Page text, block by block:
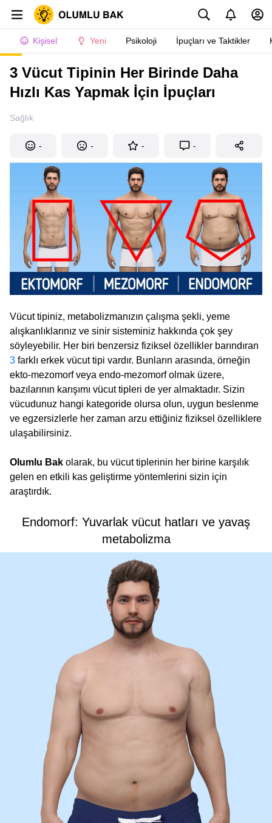
Kişisel Yeni Psikoloji İpuçları ve Taktikler
3 Vücut Tipinin Her Birinde Daha
Hızlı Kas Yapmak İçin İpuçları
Sağlık
- - - -
Vücut tipiniz, metabolizmanızın çalışma şekli, yeme
alışkanlıklarınız ve sinir sisteminiz hakkında çok şey
söyleyebilir. Her biri benzersiz fiziksel özellikler barındıran
3 farklı erkek vücut tipi vardır. Bunların arasında, örneğin
ekto-mezomorf veya endo-mezomorf olmak üzere,
bazılarının karışımı vücut tipleri de yer almaktadır. Sizin
vücudunuz hangi kategoride olursa olun, uygun beslenme
ve egzersizlerle her zaman arzu ettiğiniz fiziksel özelliklere
ulaşabilirsiniz.
Olumlu Bak olarak, bu vücut tiplerinin her birine karşılık
gelen en etkili kas geliştirme yöntemlerini sizin için
araştırdık.
Endomorf: Yuvarlak vücut hatları ve yavaş
metabolizma